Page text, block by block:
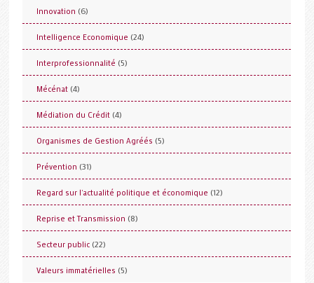
Innovation (6)
Intelligence Economique (24)
Interprofessionnalité (5)
Mécénat (4)
Médiation du Crédit (4)
Organismes de Gestion Agréés (5)
Prévention (31)
Regard sur l'actualité politique et économique (12)
Reprise et Transmission (8)
Secteur public (22)
Valeurs immatérielles (5)